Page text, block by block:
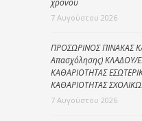
7 Αυγούστου 2026
ΠΡΟΣΩΡΙΝΟΣ ΠΙΝΑΚΑΣ
Απασχόλησης) ΚΛΑΔΟΥ/
ΚΑΘΑΡΙΟΤΗΤΑΣ
ΚΑΘΑΡΙΟΤΗΤΑΣ
7 Αυγούστου 2026